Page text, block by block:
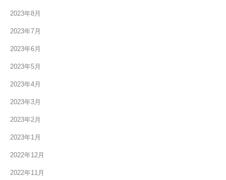
2023年8月
2023年7月
2023年6月
2023年5月
2023年4月
2023年3月
2023年2月
2023年1月
2022年12月
2022年11月